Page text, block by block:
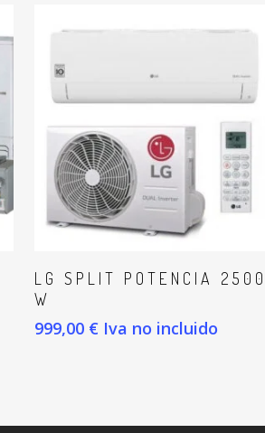
AÑADIR AL CARRITO
LG SPLIT POTENCIA 2500
W
999,00 € Iva no incluido